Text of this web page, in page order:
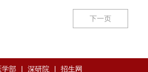
下一页
学部 | 深研院 | 招生网